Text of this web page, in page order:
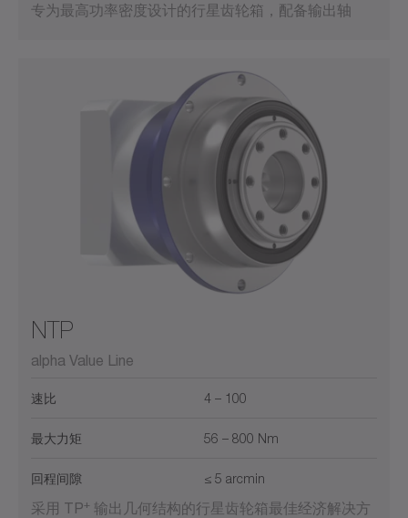
专为最高功率密度设计的行星齿轮箱，配备输出轴
NTP
alpha Value Line
速比 4 – 100
最大力矩 56 – 800 Nm
回程间隙 ≤ 5 arcmin
采用 TP+ 输出几何结构的行星齿轮箱最佳经济解决方